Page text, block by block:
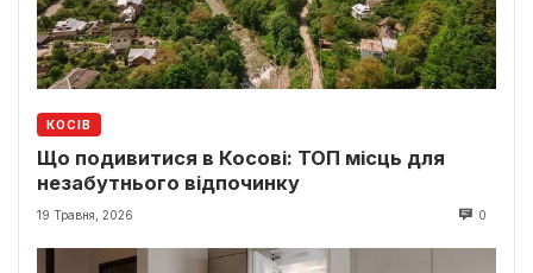
КОСІВ
Що подивитися в Косові: ТОП місць для
незабутнього відпочинку
19 Травня, 2026 0